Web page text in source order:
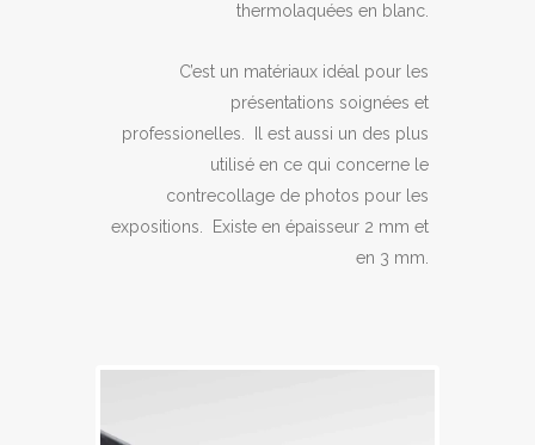
thermolaquées en blanc.
C’est un matériaux idéal pour les
présentations soignées et
professionelles. Il est aussi un des plus
utilisé en ce qui concerne le
contrecollage de photos pour les
expositions. Existe en épaisseur 2 mm et
en 3 mm.